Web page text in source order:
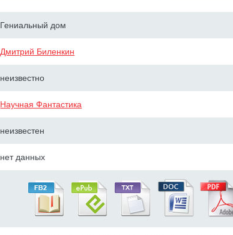
Гениальный дом
Дмитрий Биленкин
неизвестно
Научная Фантастика
неизвестен
нет данных